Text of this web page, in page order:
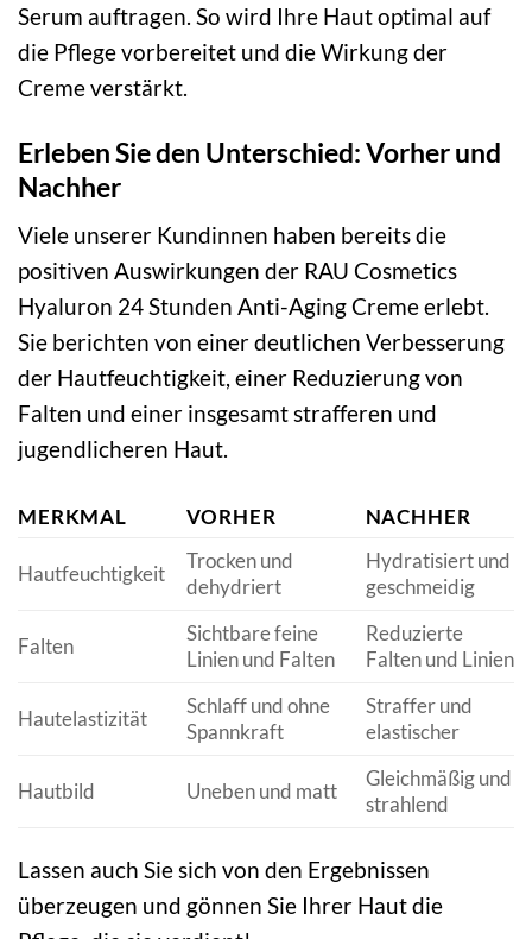
Serum auftragen. So wird Ihre Haut optimal auf
die Pflege vorbereitet und die Wirkung der
Creme verstärkt.
Erleben Sie den Unterschied: Vorher und
Nachher
Viele unserer Kundinnen haben bereits die
positiven Auswirkungen der RAU Cosmetics
Hyaluron 24 Stunden Anti-Aging Creme erlebt.
Sie berichten von einer deutlichen Verbesserung
der Hautfeuchtigkeit, einer Reduzierung von
Falten und einer insgesamt strafferen und
jugendlicheren Haut.
MERKMAL VORHER NACHHER
Hautfeuchtigkeit
Trocken und
dehydriert
Hydratisiert und
geschmeidig
Falten
Sichtbare feine
Linien und Falten
Reduzierte
Falten und Linien
Hautelastizität
Schlaff und ohne
Spannkraft
Straffer und
elastischer
Hautbild Uneben und matt
Gleichmäßig und
strahlend
Lassen auch Sie sich von den Ergebnissen
überzeugen und gönnen Sie Ihrer Haut die